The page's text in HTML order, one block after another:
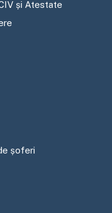
și Atestate
șoferi